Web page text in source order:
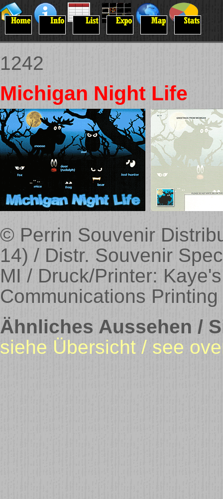
1242
Michigan Night Life
© Perrin Souvenir
14) / Distr. Souvenir
MI / Druck/Printer:
Communications
Ähnliches Aussehen /
siehe Übersicht / see